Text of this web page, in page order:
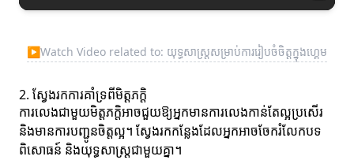
▶Watch Video related to: យុទ្ធសាស្ត្រសម្រាប់ការរៀបចំចិត្តក្នុងហ្គេម
2. ស្វែងរកការគាំទ្រពីមិត្តភក្តិ
ការលេងជាមួយមិត្តភក្តិអាចជួយឱ្យអ្នកមានការលេងកាន់តែល្អប្រសើរ
និងមានការបញ្ជូនចិត្តល្អ។ ស្វែងរកកន្លែងដែលអ្នកអាចចែករំលែកបទ
ពិសោធន៍ និងយុទ្ធសាស្ត្រជាមួយគ្នា។